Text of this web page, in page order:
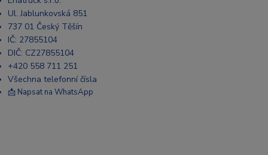
Ul. Jablunkovská 851
737 01 Český Těšín
IČ: 27855104
DIČ: CZ27855104
+420 558 711 251
Všechna telefonní čísla
📩 Napsat na WhatsApp